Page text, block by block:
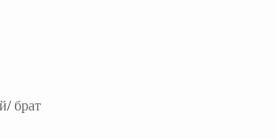
брат